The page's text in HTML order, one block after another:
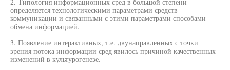
определяется технологическими параметрами средств
коммуникации и связанными с этими параметрами способами
обмена информацией.
3. Появление интерактивных, т.е. двунаправленных с точки
зрения потока информации сред явилось причиной качественных
изменений в культурогенезе.